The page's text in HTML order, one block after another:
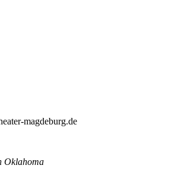
magdeburg.de
Oklahoma